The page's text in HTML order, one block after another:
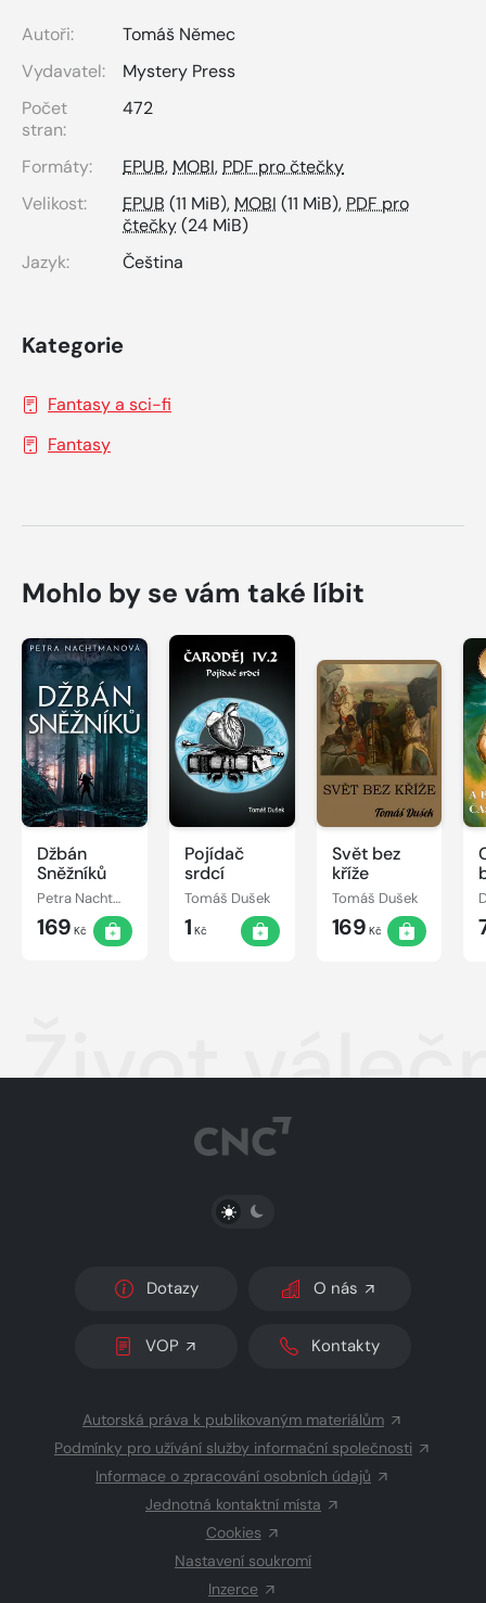
Autoři:
Tomáš Němec
Vydavatel:
Mystery Press
Počet
stran:
472
Formáty: EPUB, MOBI, PDF pro čtečky
Velikost:
EPUB (11 MiB), MOBI (11 MiB), PDF pro
čtečky(24 MiB)
Jazyk:
Čeština
Kategorie
Fantasy a sci-fi
Fantasy
Mohlo by se vám také líbit
Džbán
Sněžníků
Petra Nachtmanová
169 Kč
Pojídač
srdcí
Tomáš Dušek
1 Kč
Svět bez
kříže
Tomáš Dušek
169 Kč
Život
PŘEPNOUT SVĚTLÝ/TMAVÝ REŽIM
Dotazy O nás
VOP Kontakty
Autorská práva k publikovaným materiálům
Podmínky pro užívání služby informační společnosti
Informace o zpracování osobních údajů
Jednotná kontaktní místa
Cookies
Nastavení soukromí
Inzerce